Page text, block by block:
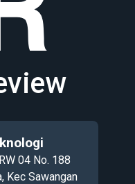
04 No. 188
Kec Sawangan